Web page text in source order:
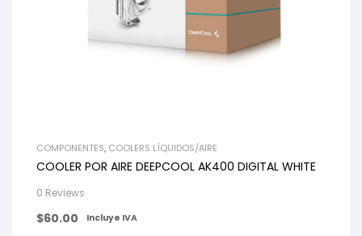
COMPONENTES, COOLERS LÍQUIDOS/AIRE
COOLER POR AIRE DEEPCOOL AK400 DIGITAL WHITE
0 Reviews
$60.00 Incluye IVA